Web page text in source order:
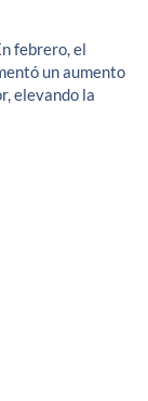
febrero, el
un aumento
elevando la